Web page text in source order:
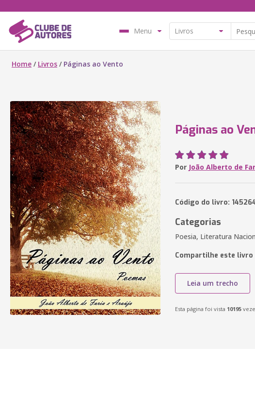
Menu
Home / Livros / Páginas ao Vento
Páginas ao
Por João Alberto de
Código do livro:
Categorias
Poesia, Literatura
Compartilhe este livro
Leia um trecho
Esta página foi vista 10195